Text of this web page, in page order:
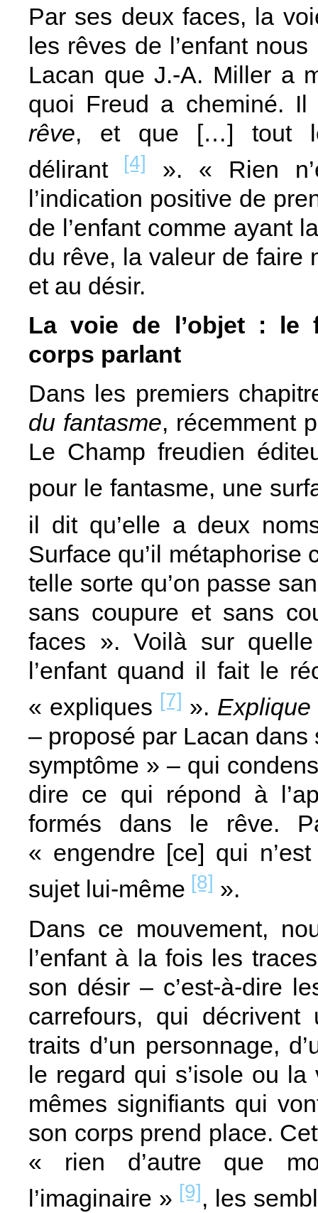
Par ses deux faces, la
les rêves de l’enfant
Lacan que J.‑A. Miller a
quoi Freud a cheminé.
rêve, et que […] tout le
délirant
[4]
». « Rien
l’indication positive de
de l’enfant comme ayant
du rêve, la valeur de faire
et au désir.
La voie de l’objet : le
corps parlant
Dans les premiers
du fantasme, récemment
Le Champ freudien
pour le fantasme, une
il dit qu’elle a deux
Surface qu’il
telle sorte qu’on passe
sans coupure et sans
faces ». Voilà sur
l’enfant quand il fait le
« expliques [7] ». Explique
– proposé par Lacan
symptôme » – qui
dire ce qui répond à
formés dans le rêve.
« engendre [ce] qui
sujet lui-même [8] ».
Dans ce mouvement,
l’enfant à la fois les
son désir – c’est-à-dire
carrefours, qui
traits d’un personnage,
le regard qui s’isole ou
mêmes signifiants qui
son corps prend place.
« rien d’autre que
l’imaginaire » [9], les